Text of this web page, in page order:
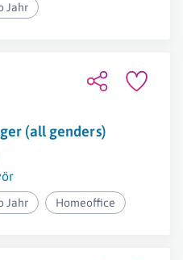
Jahr
(all genders)
Jahr Homeoffice